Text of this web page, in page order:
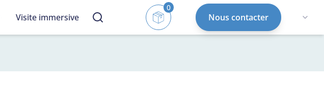
Visite immersive
0
Nous contacter